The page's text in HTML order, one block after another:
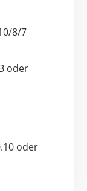
8/7
oder
oder